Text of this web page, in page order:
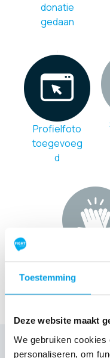
Toestemming
Deze website maakt
We gebruiken
personaliseren, om
donatie
gedaan
Profielfoto
toegevoeg
d
Our